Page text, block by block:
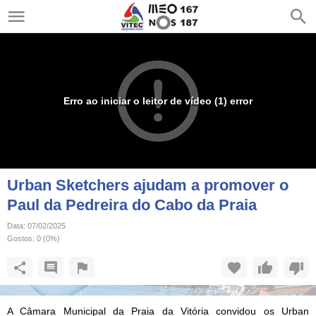
Erro ao iniciar o leitor de vídeo (1) error
Urban Sketchers ajudam a promover o
Paul da Pedreira do Cabo da Praia
Data: 07/02/2025
Gostos: 0 (0%)
A Câmara Municipal da Praia da Vitória convidou os Urban